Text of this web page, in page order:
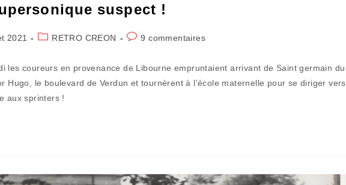
suspect !
2021
PostRETRO CREON
Commentaires
9 commentaires
les coureurs en provenance de Libourne empruntaient arrivant de Saint germain du
Hugo, le boulevard de Verdun et tournèrent à l'école maternelle pour se diriger vers
aux sprinters !